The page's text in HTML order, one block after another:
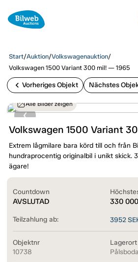
Start/Auktion/Volkswagenauktion/
Volkswagen 1500 Variant 300 mil! — 1965
chevron_left Vorheriges Objekt Nächstes
Alle Bilder zeigen
Volkswagen 1500 Variant
Extrem lågmilare bara körd till och från
hundraprocentig originalbil i unikt skick.
ägare!
Countdown
AVSLUTAD 330 000
Teilzahlung ab: 3952
Objektnr
10738
Lagerort
Pålsboda